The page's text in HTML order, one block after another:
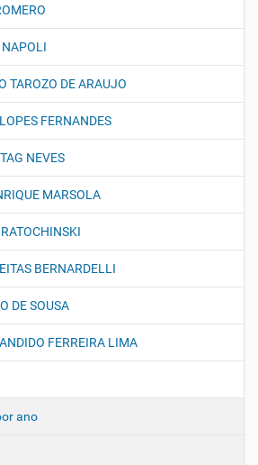
TAROZO DE ARAUJO
FERNANDES
NEVES
MARSOLA
BERNARDELLI
DE SOUSA
FERREIRA LIMA
ano